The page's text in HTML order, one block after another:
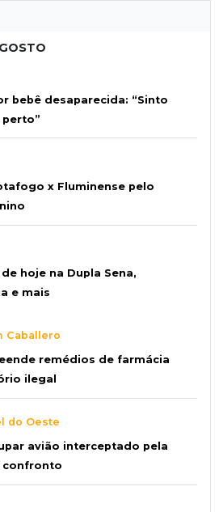
bebê desaparecida: “Sinto
x Fluminense pelo
hoje na Dupla Sena,
e mais
Caballero
remédios de farmácia
ilegal
do Oeste
avião interceptado pela
confronto